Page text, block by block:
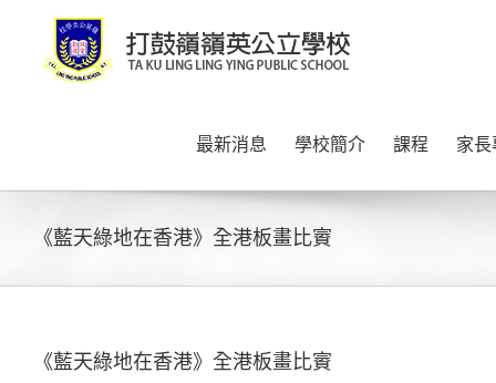
content
最新消息 學校簡介 課程 家
《藍天綠地在香港》全港板畫比賨
《藍天綠地在香港》全港板畫比賨